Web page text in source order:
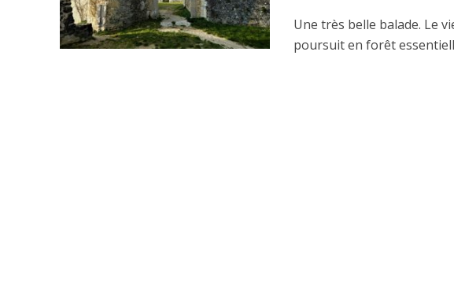
Une très belle balade. Le
poursuit en forêt